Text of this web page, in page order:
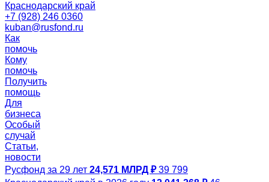
Краснодарский край
+7 (928) 246 0360
kuban@rusfond.ru
Как
помочь
Кому
помочь
Получить
помощь
Для
бизнеса
Особый
случай
Статьи,
новости
Русфонд за 29 лет 24,571 МЛРД ₽ 39 799